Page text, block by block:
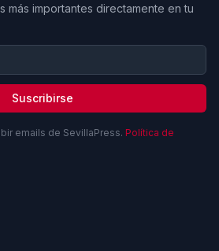
más importantes directamente en tu
Suscribirse
emails de SevillaPress. Política de